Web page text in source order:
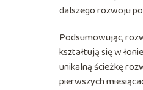
dalszego rozwoju
Podsumowując,
kształtują się w
unikalną ścieżkę
pierwszych